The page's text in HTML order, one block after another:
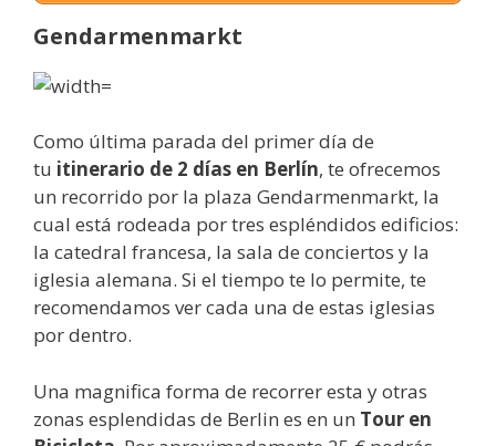
Gendarmenmarkt
Como última parada del primer día de
tu itinerario de 2 días en Berlín, te ofrecemos
un recorrido por la plaza Gendarmenmarkt, la
cual está rodeada por tres espléndidos edificios:
la catedral francesa, la sala de conciertos y la
iglesia alemana. Si el tiempo te lo permite, te
recomendamos ver cada una de estas iglesias
por dentro.
Una magnifica forma de recorrer esta y otras
zonas esplendidas de Berlin es en un Tour en